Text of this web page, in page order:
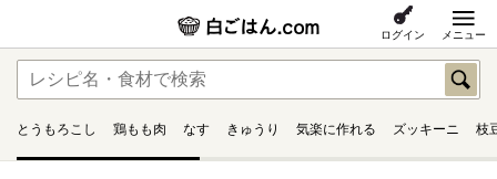
ログイン メニュー
とうもろこし 鶏もも肉 なす きゅうり 気楽に作れる ズッキーニ 枝